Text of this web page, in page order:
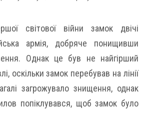
світової війни замок двічі
армія, добряче понищивши
Однак це був не найгірший
оскільки замок перебував на лінії
загрожувало знищення, однак
попіклувався, щоб замок було